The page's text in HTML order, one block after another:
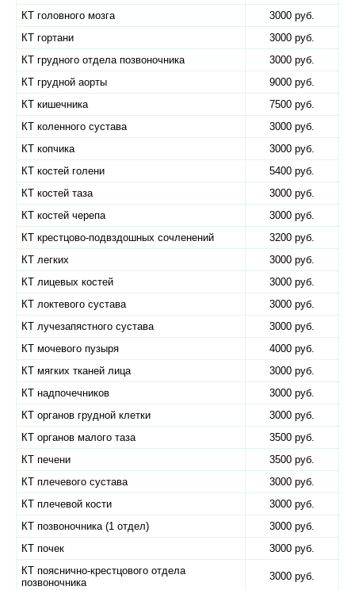
КТ головного мозга
3000 руб.
КТ гортани
3000 руб.
КТ грудного отдела позвоночника
3000 руб.
КТ грудной аорты
9000 руб.
КТ кишечника
7500 руб.
КТ коленного сустава
3000 руб.
КТ копчика
3000 руб.
КТ костей голени
5400 руб.
КТ костей таза
3000 руб.
КТ костей черепа
3000 руб.
КТ крестцово-подвздошных сочленений
3200 руб.
КТ легких
3000 руб.
КТ лицевых костей
3000 руб.
КТ локтевого сустава
3000 руб.
КТ лучезапястного сустава
3000 руб.
КТ мочевого пузыря
4000 руб.
КТ мягких тканей лица
3000 руб.
КТ надпочечников
3000 руб.
КТ органов грудной клетки
3000 руб.
КТ органов малого таза
3500 руб.
КТ печени
3500 руб.
КТ плечевого сустава
3000 руб.
КТ плечевой кости
3000 руб.
КТ позвоночника (1 отдел)
3000 руб.
КТ почек
3000 руб.
КТ пояснично-крестцового отдела
позвоночника
3000 руб.